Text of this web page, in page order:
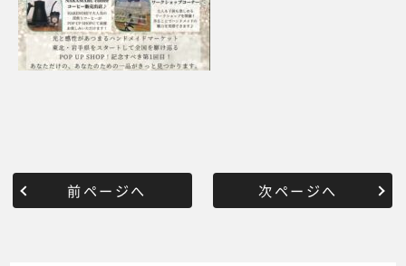
前ページへ 次ページへ